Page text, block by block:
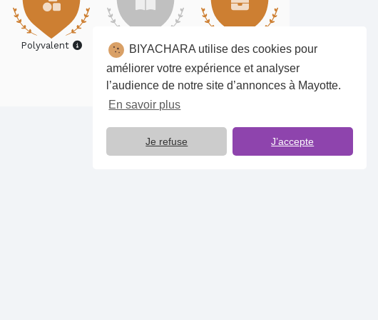
BIYACHARA utilise des cookies pour
améliorer votre expérience et analyser
l’audience de notre site d’annonces à Mayotte.
En savoir plus
Je refuse J’accepte
Polyvalent Catalogue XXL Pro du Secteur